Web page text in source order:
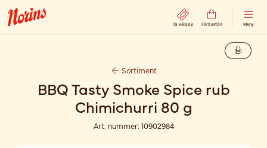
Ta kölapp Förbeställ Meny
Sortiment
BBQ Tasty Smoke Spice rub
Chimichurri 80 g
Art. nummer: 10902984